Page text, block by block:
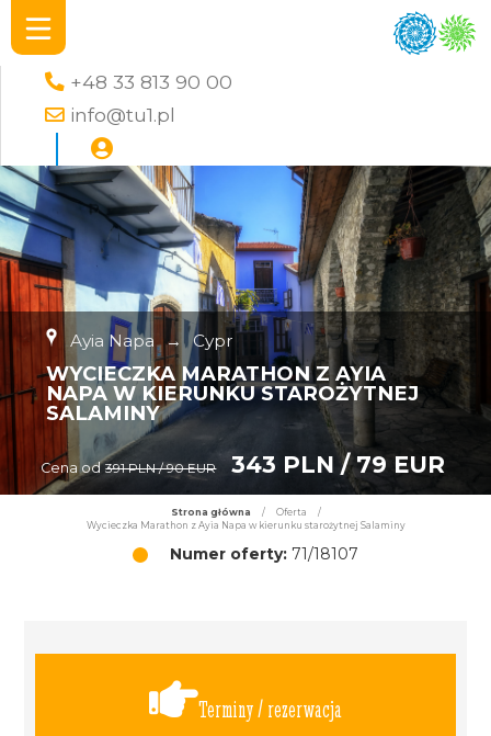
+48 33 813 90 00
info@tu1.pl
Ayia Napa → Cypr
WYCIECZKA MARATHON Z AYIA
NAPA W KIERUNKU STAROŻYTNEJ
SALAMINY
Cena od 391 PLN / 90 EUR 343 PLN / 79 EUR
Strona główna / Oferta
/
Wycieczka Marathon z Ayia Napa w kierunku starożytnej Salaminy
Numer oferty: 71/18107
Terminy / rezerwacja